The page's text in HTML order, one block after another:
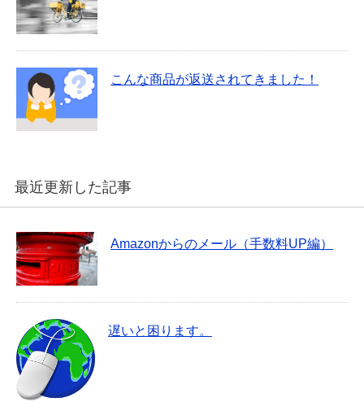
こんな商品が返送されてきました！
最近更新した記事
Amazonからのメール（手数料UP編）
遅いと困ります。